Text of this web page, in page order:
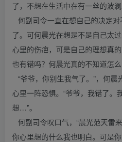
了，不想在生活中在有一丝的波澜
何副司令一直在想自己的决定
了。可何晨光在想是不是自己太
心里的伤疤，可是自己的理想真
也有错吗？何晨光真的不知道怎么
“爷爷，你别生我气了。”，何
心里一阵恐惧。“爷爷，我错了。
想…”。
何副司令叹口气，“晨光范天雷
你心里想的什么我也明白。可是